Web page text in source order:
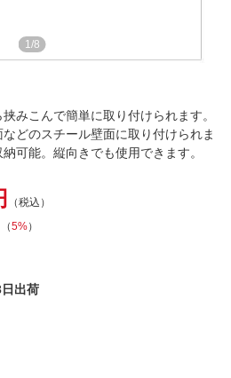
1/8
みこんで簡単に取り付けられます。
どのスチール壁面に取り付けられま
納可能。縦向きでも使用できます。
（税込）
（5%）
出荷